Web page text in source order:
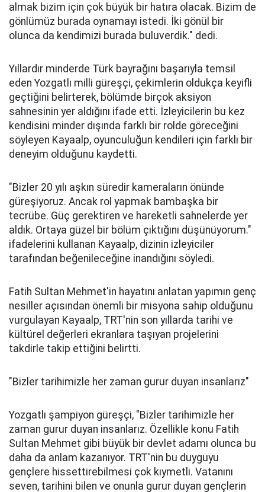
almak bizim için çok büyük bir hatıra olacak. Bizim de
gönlümüz burada oynamayı istedi. İki gönül bir
olunca da kendimizi burada buluverdik." dedi.
Yıllardır minderde Türk bayrağını başarıyla temsil
eden Yozgatlı milli güreşçi, çekimlerin oldukça keyifli
geçtiğini belirterek, bölümde birçok aksiyon
sahnesinin yer aldığını ifade etti. İzleyicilerin bu kez
kendisini minder dışında farklı bir rolde göreceğini
söyleyen Kayaalp, oyunculuğun kendileri için farklı bir
deneyim olduğunu kaydetti.
"Bizler 20 yılı aşkın süredir kameraların önünde
güreşiyoruz. Ancak rol yapmak bambaşka bir
tecrübe. Güç gerektiren ve hareketli sahnelerde yer
aldık. Ortaya güzel bir bölüm çıktığını düşünüyorum."
ifadelerini kullanan Kayaalp, dizinin izleyiciler
tarafından beğenileceğine inandığını söyledi.
Fatih Sultan Mehmet'in hayatını anlatan yapımın genç
nesiller açısından önemli bir misyona sahip olduğunu
vurgulayan Kayaalp, TRT'nin son yıllarda tarihi ve
kültürel değerleri ekranlara taşıyan projelerini
takdirle takip ettiğini belirtti.
"Bizler tarihimizle her zaman gurur duyan insanlarız"
Yozgatlı şampiyon güreşçi, "Bizler tarihimizle her
zaman gurur duyan insanlarız. Özellikle konu Fatih
Sultan Mehmet gibi büyük bir devlet adamı olunca bu
daha da anlam kazanıyor. TRT'nin bu duyguyu
gençlere hissettirebilmesi çok kıymetli. Vatanını
seven, tarihini bilen ve onunla gurur duyan gençlerin